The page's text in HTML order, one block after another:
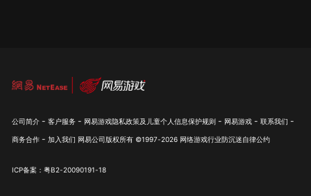
公司简介 - 客户服务 - 网易游戏隐私政策及儿童个人信息保护规则 - 网易游戏 - 联系我们 -
商务合作 - 加入我们 网易公司版权所有 ©1997-2026 网络游戏行业防沉迷自律公约
ICP备案：粤B2-20090191-18